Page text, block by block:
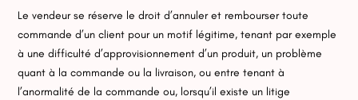
Le vendeur se réserve le droit d’annuler et rembourser toute
commande d’un client pour un motif légitime, tenant par exemple
à une difficulté d’approvisionnement d’un produit, un problème
quant à la commande ou la livraison, ou entre tenant à
l’anormalité de la commande ou, lorsqu’il existe un litige